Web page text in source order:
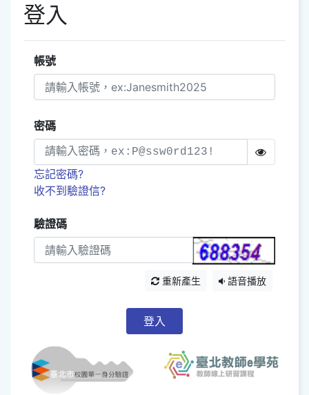
登入
帳號
密碼
忘記密碼?
收不到驗證信?
驗證碼
重新產生 語音播放
登入